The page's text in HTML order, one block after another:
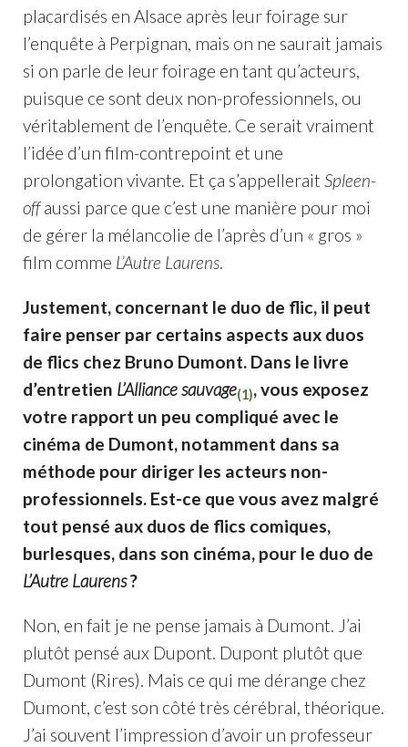
placardisés en Alsace après leur foirage sur
l’enquête à Perpignan, mais on ne saurait jamais
si on parle de leur foirage en tant qu’acteurs,
puisque ce sont deux non-professionnels, ou
véritablement de l’enquête. Ce serait vraiment
l’idée d’un film-contrepoint et une
prolongation vivante. Et ça s’appellerait Spleen-
offaussi parce que c’est une manière pour moi
de gérer la mélancolie de l’après d’un « gros »
film comme L’Autre Laurens.
Justement, concernant le duo de flic, il peut
faire penser par certains aspects aux duos
de flics chez Bruno Dumont. Dans le livre
d’entretien L’Alliance sauvage(1), vous exposez
votre rapport un peu compliqué avec le
cinéma de Dumont, notamment dans sa
méthode pour diriger les acteurs non-
professionnels. Est-ce que vous avez malgré
tout pensé aux duos de flics comiques,
burlesques, dans son cinéma, pour le duo de
L’Autre Laurens?
Non, en fait je ne pense jamais à Dumont. J’ai
plutôt pensé aux Dupont. Dupont plutôt que
Dumont (Rires). Mais ce qui me dérange chez
Dumont, c’est son côté très cérébral, théorique.
J’ai souvent l’impression d’avoir un professeur